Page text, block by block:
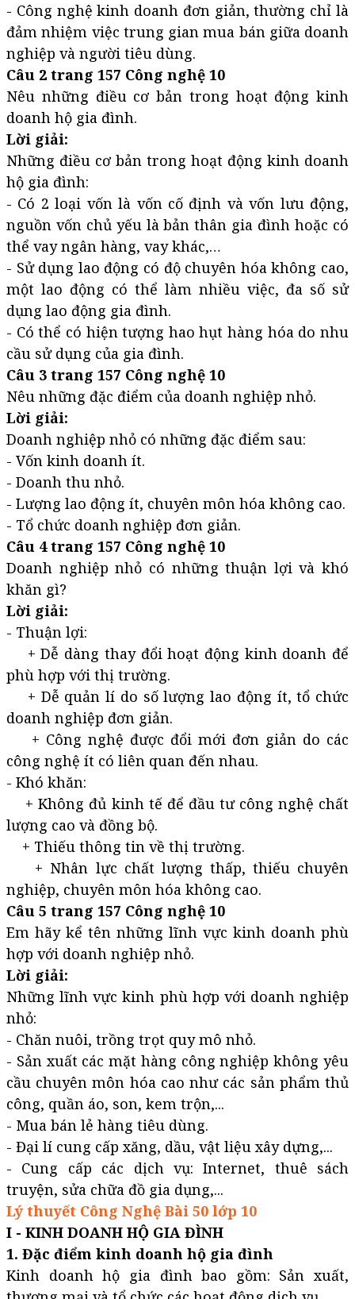
- Công nghệ kinh doanh đơn giản, thường chỉ là
đảm nhiệm việc trung gian mua bán giữa doanh
nghiệp và người tiêu dùng.
Câu 2 trang 157 Công nghệ 10
Nêu những điều cơ bản trong hoạt động kinh
doanh hộ gia đình.
Lời giải:
Những điều cơ bản trong hoạt động kinh doanh
hộ gia đình:
- Có 2 loại vốn là vốn cố định và vốn lưu động,
nguồn vốn chủ yếu là bản thân gia đình hoặc có
thể vay ngân hàng, vay khác,…
- Sử dụng lao động có độ chuyên hóa không cao,
một lao động có thể làm nhiều việc, đa số sử
dụng lao động gia đình.
- Có thể có hiện tượng hao hụt hàng hóa do nhu
cầu sử dụng của gia đình.
Câu 3 trang 157 Công nghệ 10
Nêu những đặc điểm của doanh nghiệp nhỏ.
Lời giải:
Doanh nghiệp nhỏ có những đặc điểm sau:
- Vốn kinh doanh ít.
- Doanh thu nhỏ.
- Lượng lao động ít, chuyên môn hóa không cao.
- Tổ chức doanh nghiệp đơn giản.
Câu 4 trang 157 Công nghệ 10
Doanh nghiệp nhỏ có những thuận lợi và khó
khăn gì?
Lời giải:
- Thuận lợi:
+ Dễ dàng thay đổi hoạt động kinh doanh để
phù hợp với thị trường.
+ Dễ quản lí do số lượng lao động ít, tổ chức
doanh nghiệp đơn giản.
+ Công nghệ được đổi mới đơn giản do các
công nghệ ít có liên quan đến nhau.
- Khó khăn:
+ Không đủ kinh tế để đầu tư công nghệ chất
lượng cao và đồng bộ.
+ Thiếu thông tin về thị trường.
+ Nhân lực chất lượng thấp, thiếu chuyên
nghiệp, chuyên môn hóa không cao.
Câu 5 trang 157 Công nghệ 10
Em hãy kể tên những lĩnh vực kinh doanh phù
hợp với doanh nghiệp nhỏ.
Lời giải:
Những lĩnh vực kinh phù hợp với doanh nghiệp
nhỏ:
- Chăn nuôi, trồng trọt quy mô nhỏ.
- Sản xuất các mặt hàng công nghiệp không yêu
cầu chuyên môn hóa cao như các sản phẩm thủ
công, quần áo, son, kem trộn,...
- Mua bán lẻ hàng tiêu dùng.
- Đại lí cung cấp xăng, dầu, vật liệu xây dựng,...
- Cung cấp các dịch vụ: Internet, thuê sách
truyện, sửa chữa đồ gia dụng,...
Lý thuyết Công Nghệ Bài 50 lớp 10
I - KINH DOANH HỘ GIA ĐÌNH
1. Đặc điểm kinh doanh hộ gia đình
Kinh doanh hộ gia đình bao gồm: Sản xuất,